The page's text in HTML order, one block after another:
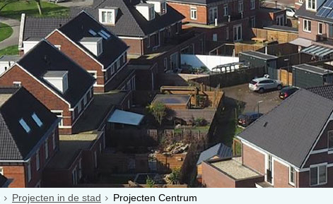
Projecten in de stad Projecten Centrum